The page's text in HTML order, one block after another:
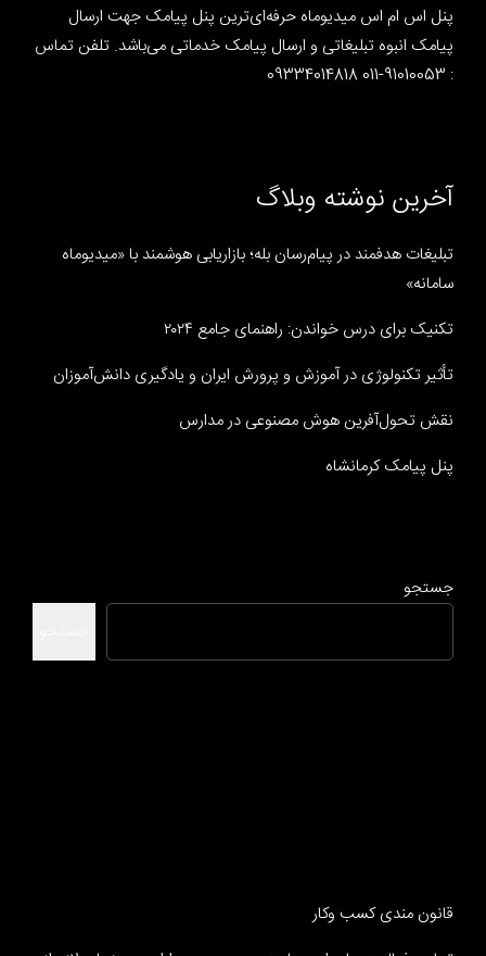
پنل اس ام اس میدیوماه حرفه‌ای‌ترین پنل پیامک جهت ارسال
پیامک انبوه تبلیغاتی و ارسال پیامک خدماتی می‌باشد. تلفن تماس
: 91010053-011 09334014818
آخرین نوشته وبلاگ
تبلیغات هدفمند در پیام‌رسان بله؛ بازاریابی هوشمند با «میدیوماه
سامانه»
تکنیک برای درس خواندن: راهنمای جامع ۲۰۲۴
تأثیر تکنولوژی در آموزش و پرورش ایران و یادگیری دانش‌آموزان
نقش تحول‌آفرین هوش مصنوعی در مدارس
پنل پیامک کرمانشاه
جستجو
قانون مندی کسب وکار